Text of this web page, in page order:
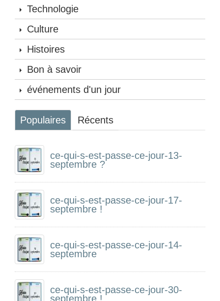
Technologie
Culture
Histoires
Bon à savoir
événements d'un jour
Populaires Récents
ce-qui-s-est-passe-ce-jour-13-
septembre ?
ce-qui-s-est-passe-ce-jour-17-
septembre !
ce-qui-s-est-passe-ce-jour-14-
septembre
ce-qui-s-est-passe-ce-jour-30-
septembre !